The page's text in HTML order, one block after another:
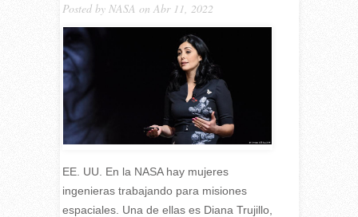
Posted by NASA on Abr 11, 2022
EE. UU. En la NASA hay mujeres
ingenieras trabajando para misiones
espaciales. Una de ellas es Diana Trujillo,